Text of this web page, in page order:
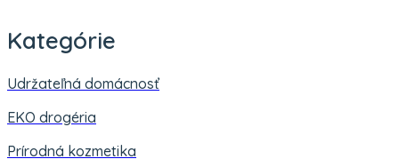
Kategórie
Udržateľná domácnosť
EKO drogéria
Prírodná kozmetika